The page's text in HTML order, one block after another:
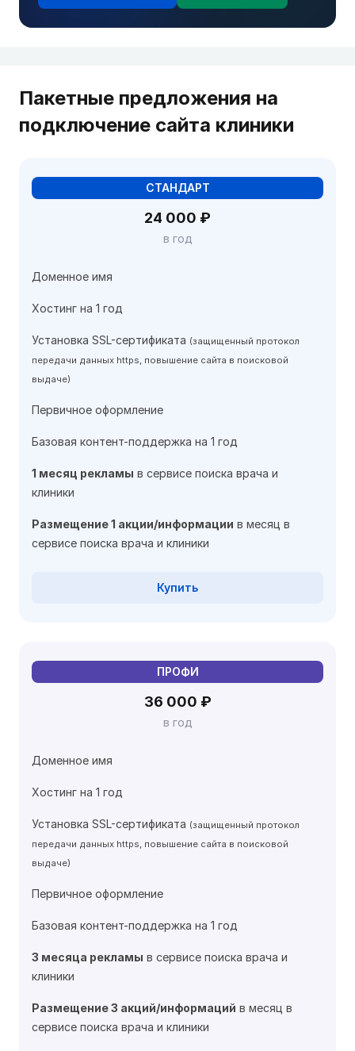
Пакетные предложения на
подключение сайта клиники
СТАНДАРТ
24 000 ₽
в год
Доменное имя
Хостинг на 1 год
Установка SSL-сертификата (защищенный протокол
передачи данных https, повышение сайта в поисковой
выдаче)
Первичное оформление
Базовая контент-поддержка на 1 год
1 месяц рекламы в сервисе поиска врача и
клиники
Размещение 1 акции/информации в месяц в
сервисе поиска врача и клиники
Купить
ПРОФИ
36 000 ₽
в год
Доменное имя
Хостинг на 1 год
Установка SSL-сертификата (защищенный протокол
передачи данных https, повышение сайта в поисковой
выдаче)
Первичное оформление
Базовая контент-поддержка на 1 год
3 месяца рекламы в сервисе поиска врача и
клиники
Размещение 3 акций/информаций в месяц в
сервисе поиска врача и клиники